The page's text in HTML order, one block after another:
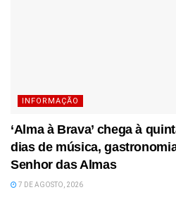
INFORMAÇÃO
‘Alma à Brava’ chega à
dias de música,
Senhor das Almas
7 DE AGOSTO, 2026